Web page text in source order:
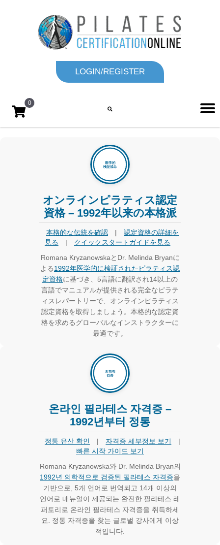
LOGIN/REGISTER
0
オンラインピラティス認定
資格 – 1992年以来の本格派
本格的な伝統を確認 |
認定資格の詳細を
見る
|
クイックスタートガイドを見る
Romana KryzanowskaとDr. Melinda Bryanに
よる1992年医学的に検証されたピラティス認
定資格に基づき、5言語に翻訳され14以上の
言語でマニュアルが提供される完全なピラテ
ィスレパートリーで、オンラインピラティス
認定資格を取得しましょう。本格的な認定資
格を求めるグローバルなインストラクターに
最適です。
온라인 필라테스 자격증 –
1992년부터 정통
정통 유산 확인 | 자격증 세부정보 보기
|
빠른 시작 가이드 보기
Romana Kryzanowska와 Dr. Melinda Bryan의
1992년 의학적으로 검증된 필라테스 자격증을
기반으로, 5개 언어로 번역되고 14개 이상의
언어로 매뉴얼이 제공되는 완전한 필라테스 레
퍼토리로 온라인 필라테스 자격증을 취득하세
요. 정통 자격증을 찾는 글로벌 강사에게 이상
적입니다.